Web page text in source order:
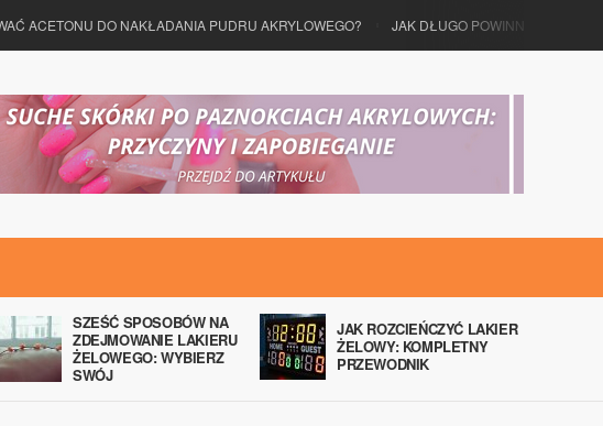
ACETONU DO NAKŁADANIA PUDRU AKRYLOWEGO? JAK DŁUGO POWINNAM
SZEŚĆ SPOSOBÓW NA
ZDEJMOWANIE LAKIERU
ŻELOWEGO: WYBIERZ
SWÓJ
JAK ROZCIEŃCZYĆ LAKIER
ŻELOWY: KOMPLETNY
PRZEWODNIK